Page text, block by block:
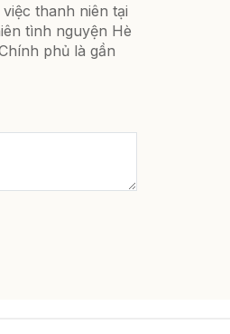
thanh niên tại
tình nguyện Hè
phủ là gần